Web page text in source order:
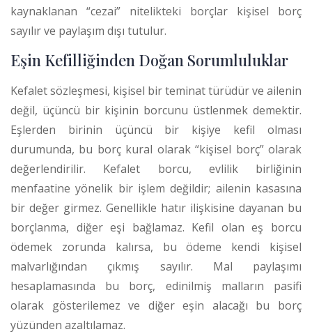
kaynaklanan “cezai” nitelikteki borçlar kişisel borç
sayılır ve paylaşım dışı tutulur.
Eşin Kefilliğinden Doğan Sorumluluklar
Kefalet sözleşmesi, kişisel bir teminat türüdür ve ailenin
değil, üçüncü bir kişinin borcunu üstlenmek demektir.
Eşlerden birinin üçüncü bir kişiye kefil olması
durumunda, bu borç kural olarak “kişisel borç” olarak
değerlendirilir. Kefalet borcu, evlilik birliğinin
menfaatine yönelik bir işlem değildir; ailenin kasasına
bir değer girmez. Genellikle hatır ilişkisine dayanan bu
borçlanma, diğer eşi bağlamaz. Kefil olan eş borcu
ödemek zorunda kalırsa, bu ödeme kendi kişisel
malvarlığından çıkmış sayılır. Mal paylaşımı
hesaplamasında bu borç, edinilmiş malların pasifi
olarak gösterilemez ve diğer eşin alacağı bu borç
yüzünden azaltılamaz.